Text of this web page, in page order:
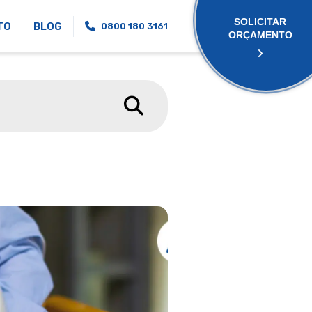
BLOG 0800 180 3161
SOLICITAR
ORÇAMENTO